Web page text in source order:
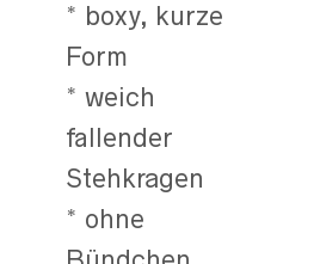
* boxy, kurze
Form
* weich
fallender
Stehkragen
* ohne